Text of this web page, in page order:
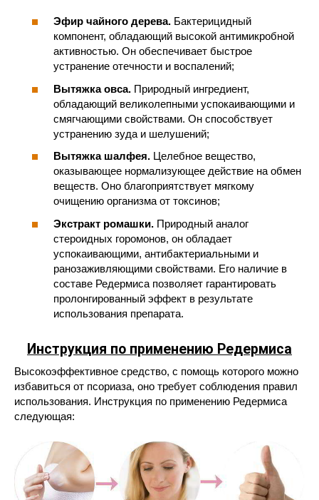
Эфир чайного дерева. Бактерицидный
компонент, обладающий высокой антимикробной
активностью. Он обеспечивает быстрое
устранение отечности и воспалений;
Вытяжка овса. Природный ингредиент,
обладающий великолепными успокаивающими и
смягчающими свойствами. Он способствует
устранению зуда и шелушений;
Вытяжка шалфея. Целебное вещество,
оказывающее нормализующее действие на обмен
веществ. Оно благоприятствует мягкому
очищению организма от токсинов;
Экстракт ромашки. Природный аналог
стероидных горомонов, он обладает
успокаивающими, антибактериальными и
ранозаживляющими свойствами. Его наличие в
составе Редермиса позволяет гарантировать
пролонгированный эффект в результате
использования препарата.
Инструкция по применению Редермиса
Высокоэффективное средство, с помощь которого можно
избавиться от псориаза, оно требует соблюдения правил
использования. Инструкция по применению Редермиса
следующая: